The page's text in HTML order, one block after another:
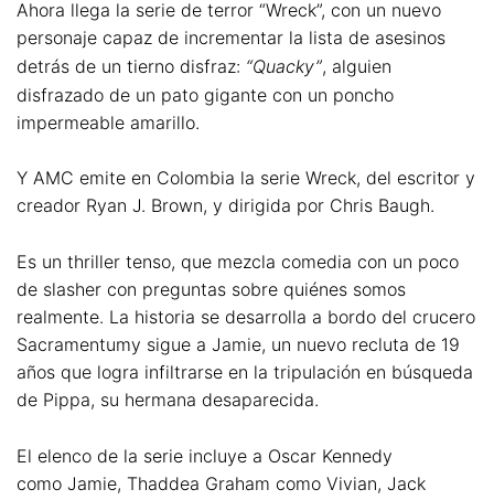
Ahora llega la serie de terror “Wreck”, con un nuevo
personaje capaz de incrementar la lista de asesinos
detrás de un tierno disfraz: “Quacky”, alguien
disfrazado de un pato gigante con un poncho
impermeable amarillo.
Y AMC emite en Colombia la serie Wreck, del escritor y
creador Ryan J. Brown, y dirigida por Chris Baugh.
Es un thriller tenso, que mezcla comedia con un poco
de slasher con preguntas sobre quiénes somos
realmente. La historia se desarrolla a bordo del crucero
Sacramentumy sigue a Jamie, un nuevo recluta de 19
años que logra infiltrarse en la tripulación en búsqueda
de Pippa, su hermana desaparecida.
El elenco de la serie incluye a Oscar Kennedy
como Jamie, Thaddea Graham como Vivian, Jack